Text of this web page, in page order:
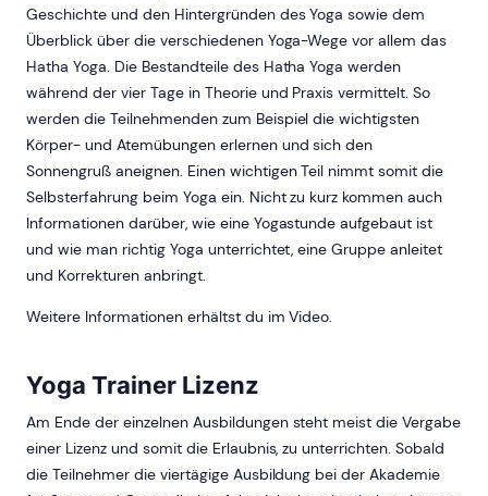
Geschichte und den Hintergründen des Yoga sowie dem
Überblick über die verschiedenen Yoga-Wege vor allem das
Hatha Yoga. Die Bestandteile des Hatha Yoga werden
während der vier Tage in Theorie und Praxis vermittelt. So
werden die Teilnehmenden zum Beispiel die wichtigsten
Körper- und Atemübungen erlernen und sich den
Sonnengruß aneignen. Einen wichtigen Teil nimmt somit die
Selbsterfahrung beim Yoga ein. Nicht zu kurz kommen auch
Informationen darüber, wie eine Yogastunde aufgebaut ist
und wie man richtig Yoga unterrichtet, eine Gruppe anleitet
und Korrekturen anbringt.
Weitere Informationen erhältst du im Video.
Yoga Trainer Lizenz
Am Ende der einzelnen Ausbildungen steht meist die Vergabe
einer Lizenz und somit die Erlaubnis, zu unterrichten. Sobald
die Teilnehmer die viertägige Ausbildung bei der Akademie